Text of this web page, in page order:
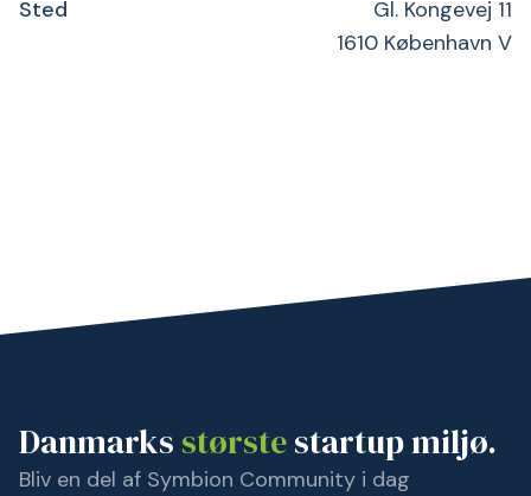
Sted
Gl. Kongevej 11
1610 København V
Danmarks størstestartup miljø.
Bliv en del af Symbion Community i dag